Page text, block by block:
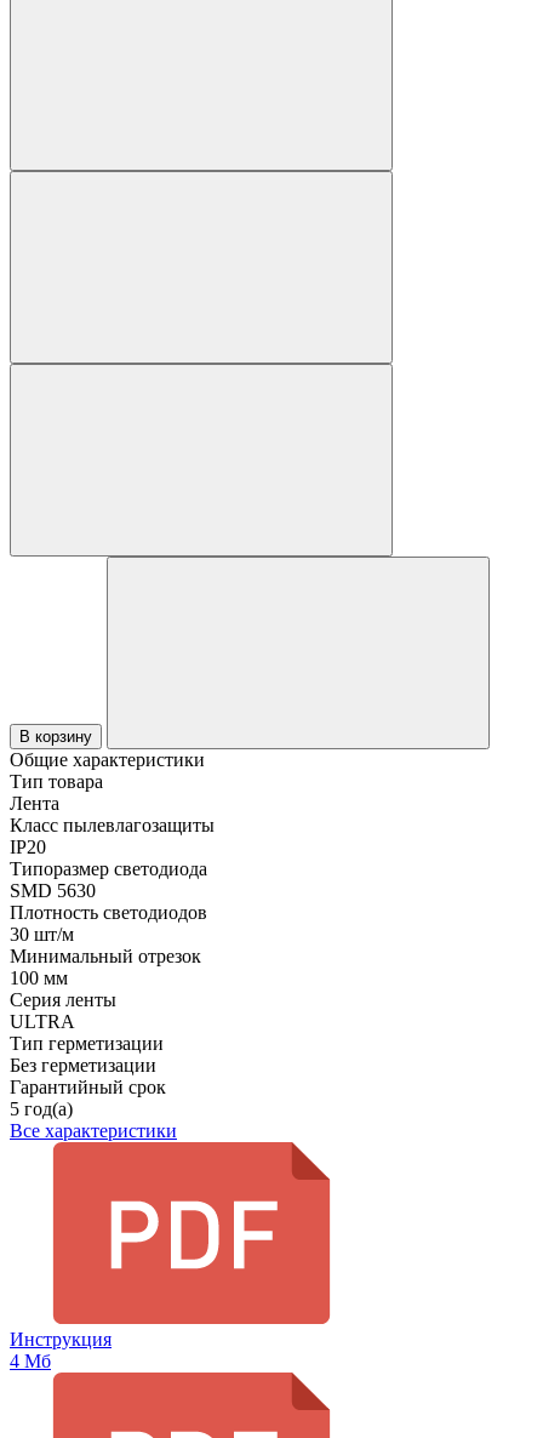
В корзину
Общие характеристики
Тип товара
Лента
Класс пылевлагозащиты
IP20
Типоразмер светодиода
SMD 5630
Плотность светодиодов
30 шт/м
Минимальный отрезок
100 мм
Серия ленты
ULTRA
Тип герметизации
Без герметизации
Гарантийный срок
5 год(а)
Все характеристики
Инструкция
4 Мб